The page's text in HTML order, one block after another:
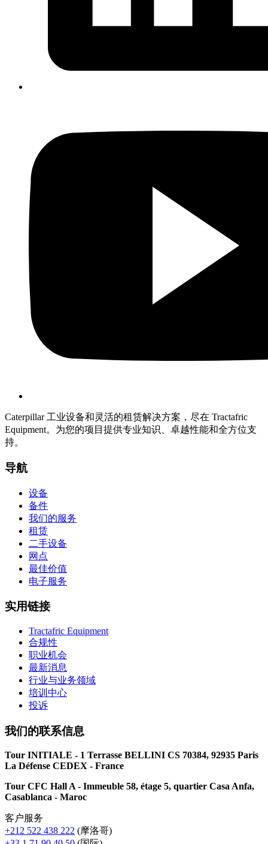
Caterpillar 工业设备和灵活的租赁解决方案，尽在 Tractafric
Equipment。为您的项目提供专业知识、卓越性能和全方位支
持。
导航
设备
备件
我们的服务
租赁
二手设备
网点
最佳价值
电子服务
实用链接
Tractafric Equipment
合规性
职业机会
最新消息
行业与业务领域
培训中心
投诉
我们的联系信息
Tour INITIALE - 1 Terrasse BELLINI CS 70384, 92935 Paris
La Défense CEDEX - France
Tour CFC Hall A - Immeuble 58, étage 5, quartier Casa Anfa,
Casablanca - Maroc
客户服务
+212 522 438 222 (摩洛哥)